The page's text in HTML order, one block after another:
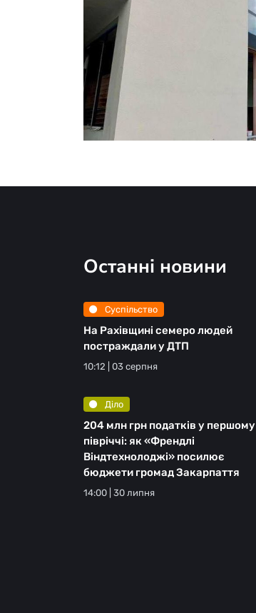
Останні новини
Суспільство
На Рахівщині семеро людей
постраждали у ДТП
10:12 | 03 серпня
Діло
204 млн грн податків у першому
півріччі: як «Френдлі
Віндтехнолоджі» посилює
бюджети громад Закарпаття
14:00 | 30 липня